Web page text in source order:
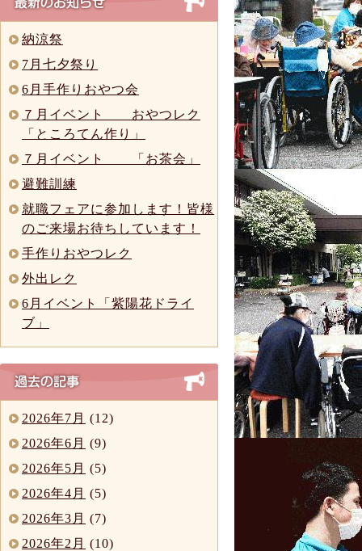
納涼祭
7月七夕祭り
6月手作りおやつ会
７月イベント おやつレク
「ところてん作り」
７月イベント 「お茶会」
避難訓練
就職フェアに参加します！皆様
のご来場お待ちしています！
手作りおやつレク
外出レク
6月イベント「紫陽花ドライ
ブ」
2026年7月 (12)
2026年6月 (9)
2026年5月 (5)
2026年4月 (5)
2026年3月 (7)
2026年2月 (10)